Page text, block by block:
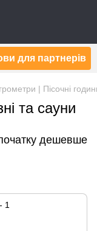
для партнерів
| Пісочні
та сауни
дешевше